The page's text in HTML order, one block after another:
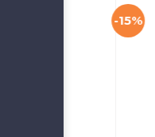
-15%